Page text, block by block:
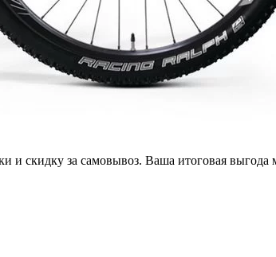
скидку за самовывоз. Ваша итоговая выгода